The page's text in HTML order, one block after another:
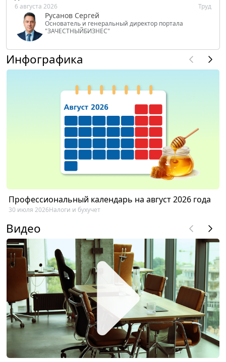
6 августа 2026 Труд
Русанов Сергей
Основатель и генеральный директор портала
"ЗАЧЕСТНЫЙБИЗНЕС"
Инфографика
Профессиональный календарь на август 2026 года
30 июля 2026Налоги и бухучет
Видео